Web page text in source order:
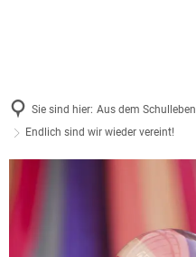
Sie sind hier: Aus dem Schulleben
Endlich sind wir wieder vereint!